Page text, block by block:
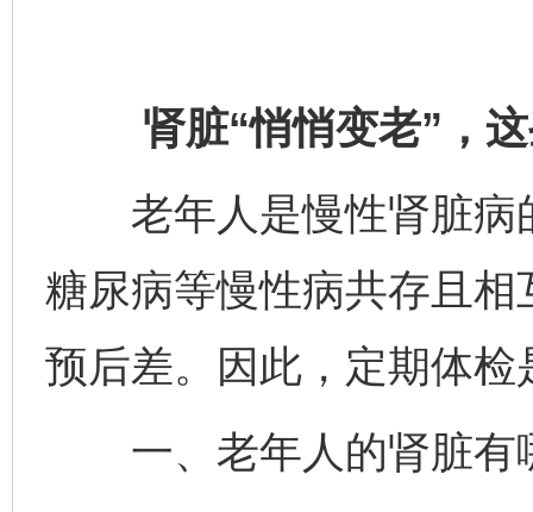
肾脏“悄悄变老”，这
老年人是慢性肾脏病
糖尿病等慢性病共存且
预后差。因此，定期体
一、老年人的肾脏有